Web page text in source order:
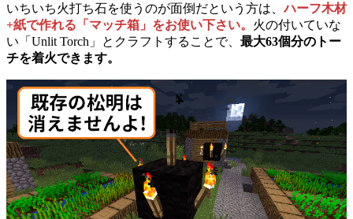
いちいち火打ち石を使うのが面倒だという方は、ハーフ木材
+紙で作れる「マッチ箱」をお使い下さい。 火の付いていな
い「Unlit Torch」とクラフトすることで、 最大63個分のトー
チを着火できます。